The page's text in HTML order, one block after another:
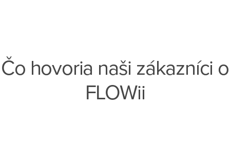
Čo hovoria naši zákazníci o
FLOWii